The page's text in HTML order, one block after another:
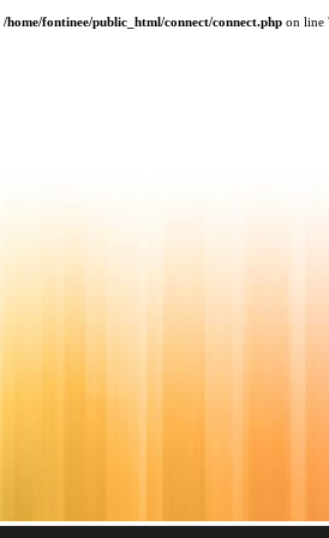
/home/fontinee/public_html/connect/connect.php on line